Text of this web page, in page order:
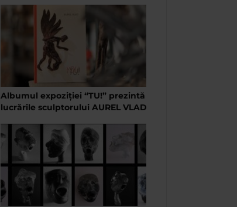
Albumul expoziției “TU!” prezintă
lucrările sculptorului AUREL VLAD